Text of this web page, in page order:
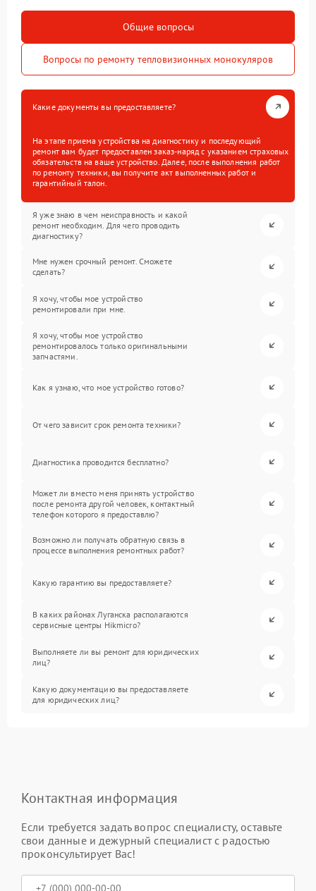
Общие вопросы
Вопросы по ремонту тепловизионных монокуляров
Какие документы вы предоставляете?
На этапе приема устройства на диагностику и последующий
ремонт вам будет предоставлен заказ-наряд с указанием страховых
обязательств на ваше устройство. Далее, после выполнения работ
по ремонту техники, вы получите акт выполненных работ и
гарантийный талон.
Я уже знаю в чем неисправность и какой
ремонт необходим. Для чего проводить
диагностику?
Мне нужен срочный ремонт. Сможете
сделать?
Я хочу, чтобы мое устройство
ремонтировали при мне.
Я хочу, чтобы мое устройство
ремонтировалось только оригинальными
запчастями.
Как я узнаю, что мое устройство готово?
От чего зависит срок ремонта техники?
Диагностика проводится бесплатно?
Может ли вместо меня принять устройство
после ремонта другой человек, контактный
телефон которого я предоставлю?
Возможно ли получать обратную связь в
процессе выполнения ремонтных работ?
Какую гарантию вы предоставляете?
В каких районах Луганска располагаются
сервисные центры Hikmicro?
Выполняете ли вы ремонт для юридических
лиц?
Какую документацию вы предоставляете
для юридических лиц?
Контактная информация
Если требуется задать вопрос специалисту, оставьте
свои данные и дежурный специалист с радостью
проконсультирует Вас!